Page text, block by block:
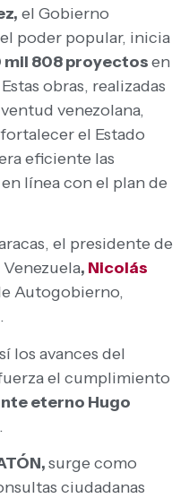
el Gobierno
poder popular, inicia
mil 808 proyectosen
obras, realizadas
venezolana,
el Estado
eficiente las
línea con el plan de
el presidente de
, Nicolás
Autogobierno,
los avances del
el cumplimiento
eterno Hugo
surge como
ciudadanas